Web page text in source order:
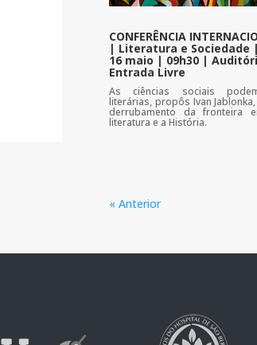
CONFERÊNCIA
| Literatura e Sociedade
16 maio | 09h30 |
Entrada Livre
As ciências sociais
literárias, propôs Ivan
derrubamento da fronteira
literatura e a História.
« Anterior